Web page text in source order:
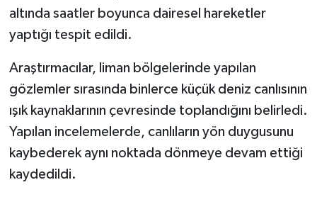
altında saatler boyunca dairesel hareketler
yaptığı tespit edildi.
Araştırmacılar, liman bölgelerinde yapılan
gözlemler sırasında binlerce küçük deniz canlısının
ışık kaynaklarının çevresinde toplandığını belirledi.
Yapılan incelemelerde, canlıların yön duygusunu
kaybederek aynı noktada dönmeye devam ettiği
kaydedildi.
Köşe Yazıları
Kültür Sanat
Kütahya
Magazin